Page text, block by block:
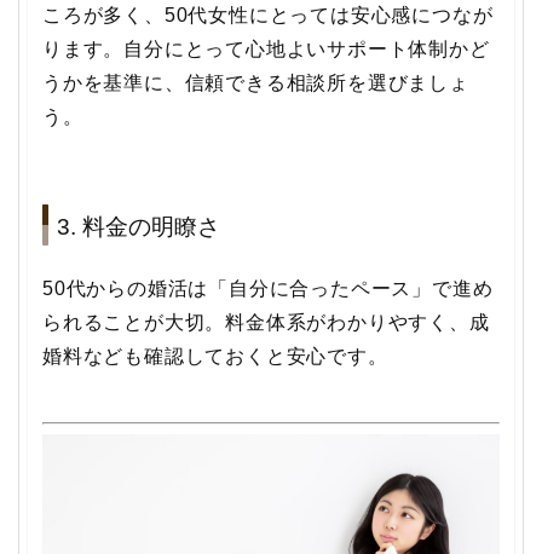
ころが多く、50代女性にとっては安心感につなが
ります。自分にとって心地よいサポート体制かど
うかを基準に、信頼できる相談所を選びましょ
う。
3. 料金の明瞭さ
50代からの婚活は「自分に合ったペース」で進め
られることが大切。料金体系がわかりやすく、成
婚料なども確認しておくと安心です。